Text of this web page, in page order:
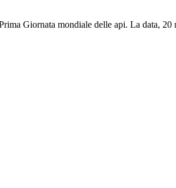
Giornata mondiale delle api. La data,